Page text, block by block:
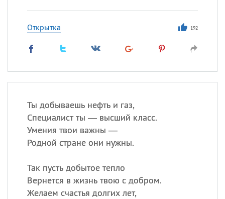
Открытка 192
Ты добываешь нефть и газ,
Специалист ты — высший класс.
Умения твои важны —
Родной стране они нужны.
Так пусть добытое тепло
Вернется в жизнь твою с добром.
Желаем счастья долгих лет,